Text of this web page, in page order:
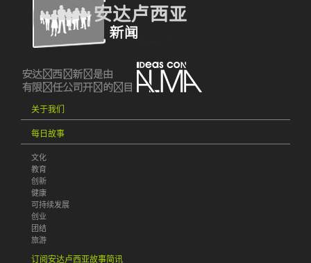
关于我们
每日故事
文化
教育
创新
健康
可持续发展
创业
团结
旅游
订阅安达卢西亚故事简讯